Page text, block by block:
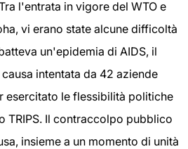
l'entrata in vigore del WTO e
vi erano state alcune difficoltà
un'epidemia di AIDS, il
intentata da 42 aziende
esercitato le flessibilità politiche
TRIPS. Il contraccolpo pubblico
insieme a un momento di unità